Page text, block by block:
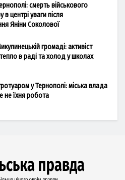
смерть військового
в центрі уваги після
Яніни Соколової
громаді: активіст
в раді та холод у школах
у Тернополі: міська влада
не їхня робота